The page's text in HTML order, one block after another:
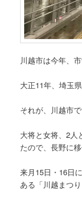
川越市は今年、
大正11年、埼玉
それが、川越市
大将と女将、2人
たので、長野に
来月15日・16日
ある「川越まつ